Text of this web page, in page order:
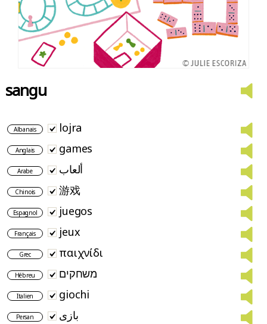
sangu
Albanais lojra
Anglais games
Arabe ألعاب
Chinois 游戏
Espagnol juegos
Français jeux
Grec παιχνίδι
Hébreu משחקים
Italien giochi
Persan بازی